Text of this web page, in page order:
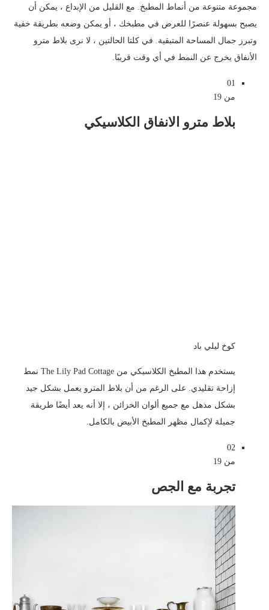
كلاسيكي وريفي
جرب حافة مشطوفة
عظم متعرج مذهل
مجموعة متنوعة من أنماط المطبخ. مع القليل من الإبداع ، يمكن أن
يصبح بسهولة عنصرًا للعرض في مطبخك ، أو يمكن وضعه بطريقة خفية
وتبرز جمال المساحة المتبقية. في كلتا الحالتين ، لا نرى بلاط مترو
الأنفاق يخرج عن النمط في أي وقت قريبًا.
01
من 19
بلاط مترو الانفاق الكلاسيكي
كوخ ليلي باد
يستخدم هذا المطبخ الكلاسيكي من The Lily Pad Cottage نمط
إزاحة تقليدي. على الرغم من أن بلاط المترو يعمل بشكل جيد
بشكل مذهل مع جميع ألوان الخزائن ، إلا أنه يعد أيضًا طريقة
جميلة لإكمال مظهر المطبخ الأبيض بالكامل.
02
من 19
تجربة مع الجص